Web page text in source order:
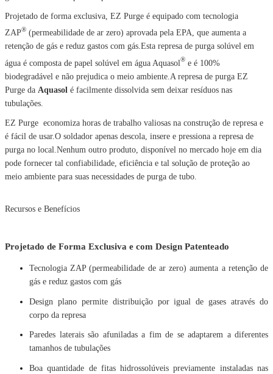
Projetado de forma exclusiva, EZ Purge é equipado com tecnologia
ZAP® (permeabilidade de ar zero) aprovada pela EPA, que aumenta a
retenção de gás e reduz gastos com gás.Esta represa de purga solúvel em
água é composta de papel solúvel em água Aquasol® e é 100%
biodegradável e não prejudica o meio ambiente.A represa de purga EZ
Purge da Aquasol é facilmente dissolvida sem deixar resíduos nas
tubulações.
EZ Purge economiza horas de trabalho valiosas na construção de represa e
é fácil de usar.O soldador apenas descola, insere e pressiona a represa de
purga no local.Nenhum outro produto, disponível no mercado hoje em dia
pode fornecer tal confiabilidade, eficiência e tal solução de proteção ao
meio ambiente para suas necessidades de purga de tubo.
Recursos e Benefícios
Projetado de Forma Exclusiva e com Design Patenteado
Tecnologia ZAP (permeabilidade de ar zero) aumenta a retenção de
gás e reduz gastos com gás
Design plano permite distribuição por igual de gases através do
corpo da represa
Paredes laterais são afuniladas a fim de se adaptarem a diferentes
tamanhos de tubulações
Boa quantidade de fitas hidrossolúveis previamente instaladas nas